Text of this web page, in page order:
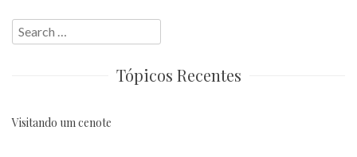
Search
for:
Tópicos Recentes
Visitando um cenote